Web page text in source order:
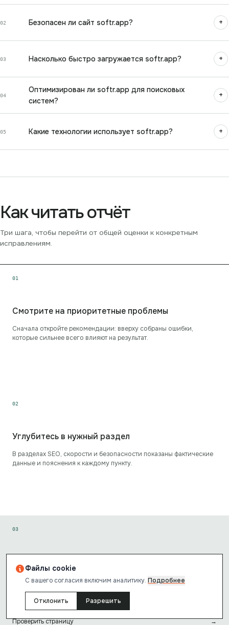
02 Безопасен ли сайт softr.app? +
03 Насколько быстро загружается softr.app? +
04
Оптимизирован ли softr.app для поисковых
систем?
+
05 Какие технологии использует softr.app? +
Как читать отчёт
Три шага, чтобы перейти от общей оценки к конкретным
исправлениям.
01
Смотрите на приоритетные проблемы
Сначала откройте рекомендации: вверху собраны ошибки,
которые сильнее всего влияют на результат.
02
Углубитесь в нужный раздел
В разделах SEO, скорости и безопасности показаны фактические
данные и пояснения к каждому пункту.
03
Запустите такой же анализ для своей страницы. Проверка
Проверить страницу →
Файлы cookie
С вашего согласия включим аналитику. Подробнее
Отклонить Разрешить